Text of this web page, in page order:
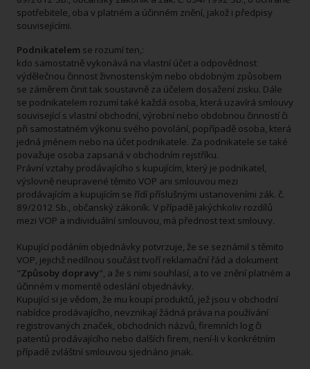
spotřebitele, oba v platném a účinném znění, jakož i předpisy
souvisejícími.
Podnikatelem se rozumí ten,:
kdo samostatně vykonává na vlastní účet a odpovědnost
výdělečnou činnost živnostenským nebo obdobným způsobem
se záměrem činit tak soustavně za účelem dosažení zisku. Dále
se podnikatelem rozumí také každá osoba, která uzavírá smlouvy
související s vlastní obchodní, výrobní nebo obdobnou činností či
při samostatném výkonu svého povolání, popřípadě osoba, která
jedná jménem nebo na účet podnikatele. Za podnikatele se také
považuje osoba zapsaná v obchodním rejstříku.
Právní vztahy prodávajícího s kupujícím, který je podnikatel,
výslovně neupravené těmito VOP ani smlouvou mezi
prodávajícím a kupujícím se řídí příslušnými ustanoveními zák. č.
89/2012 Sb., občanský zákoník. V případě jakýchkoliv rozdílů
mezi VOP a individuální smlouvou, má přednost text smlouvy.
Kupující podáním objednávky potvrzuje, že se seznámil s těmito
VOP, jejichž nedílnou součást tvoří reklamační řád a dokument
"Způsoby dopravy", a že s nimi souhlasí, a to ve znění platném a
účinném v momentě odeslání objednávky.
Kupující si je vědom, že mu koupí produktů, jež jsou v obchodní
nabídce prodávajícího, nevznikají žádná práva na používání
registrovaných značek, obchodních názvů, firemních log či
patentů prodávajícího nebo dalších firem, není-li v konkrétním
případě zvláštní smlouvou sjednáno jinak.